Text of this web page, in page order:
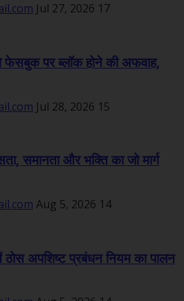
Jul 27, 2026 17
फेसबुक पर ब्लॉक होने की अफवाह,
Jul 28, 2026 15
समानता और भक्ति का जो मार्ग
Aug 5, 2026 14
अपशिष्ट प्रबंधन नियम का पालन